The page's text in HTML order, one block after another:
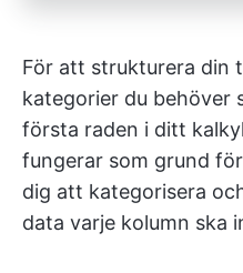
För att strukturera din
kategorier du behöver
första raden i ditt
fungerar som grund
dig att kategorisera
data varje kolumn ska